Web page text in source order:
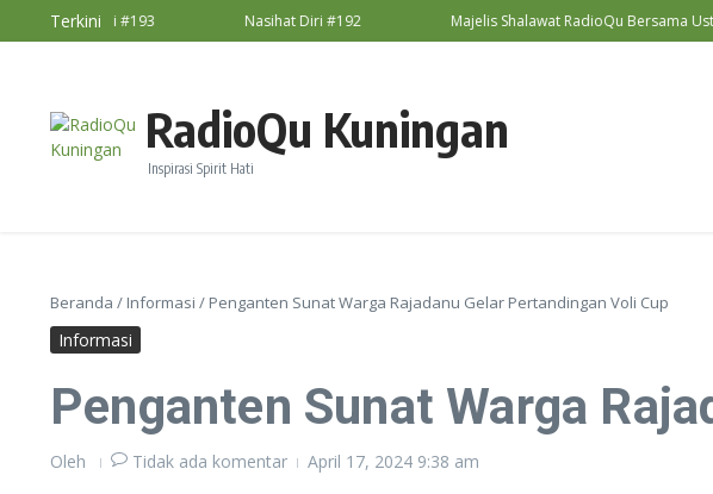
Lewati ke konten
Terkini
Nasihat Diri #193 Nasihat Diri #192 Majelis Shalawat RadioQu Bersama Ust.
RadioQu Kuningan
Inspirasi Spirit Hati
Beranda / Informasi / Penganten Sunat Warga Rajadanu Gelar Pertandingan Voli Cup
Informasi
Penganten Sunat Warga
Oleh Tidak ada komentar April 17, 2024 9:38 am